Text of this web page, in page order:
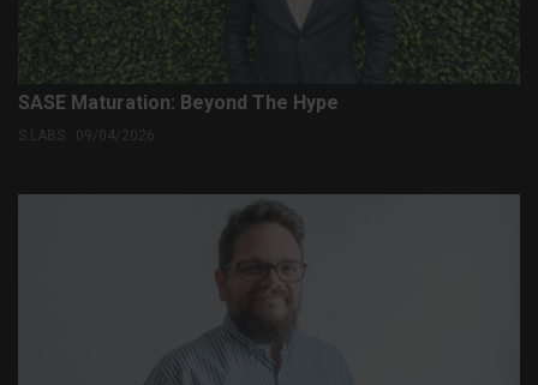
SASE Maturation: Beyond The Hype
S.LABS . 09/04/2026